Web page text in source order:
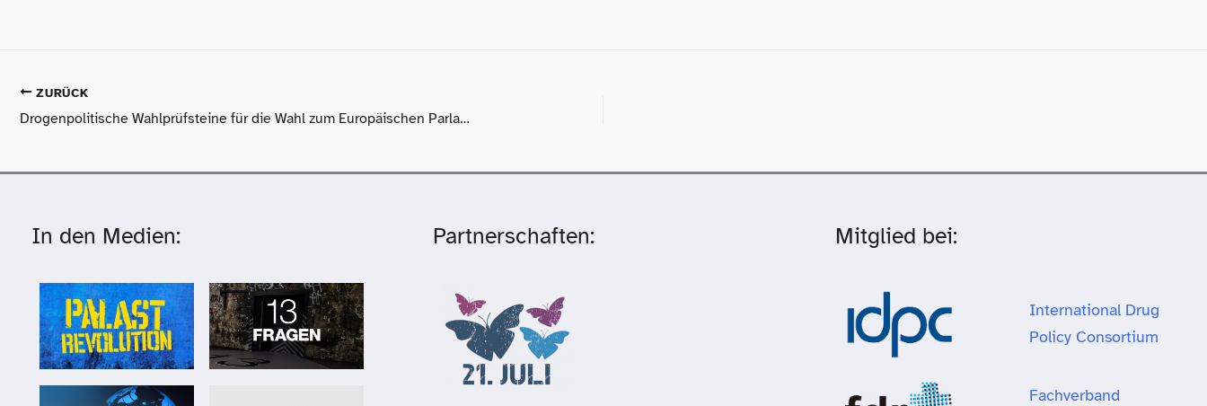
ZURÜCK
Drogenpolitische Wahlprüfsteine für die Wahl zum Europäischen Parlament 2024 am 9. Juni
In den Medien: Partnerschaften: Mitglied bei:
International Drug
Policy Consortium
Fachverband